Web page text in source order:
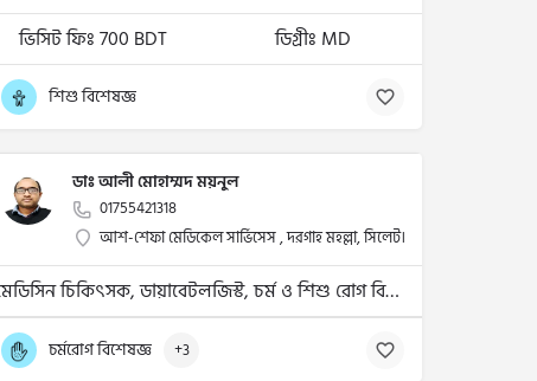
ভিসিট ফিঃ 700 BDT
ডিগ্রীঃ MD
শিশু বিশেষজ্ঞ
ডাঃ আলী মোহাম্মদ ময়নুল
01755421318
আশ-শেফা মেডিকেল সার্ভিসেস , দরগাহ মহল্লা, সিলেট।
মেডিসিন চিকিৎসক, ডায়াবেটলজিস্ট, চর্ম ও শিশু রোগ বিশেষজ্ঞ
চর্মরোগ বিশেষজ্ঞ +3